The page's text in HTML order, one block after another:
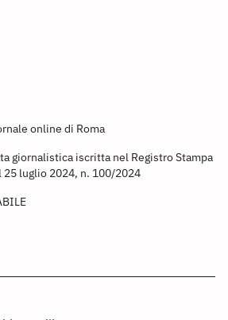
online di Roma
giornalistica iscritta nel Registro Stampa
25 luglio 2024, n. 100/2024